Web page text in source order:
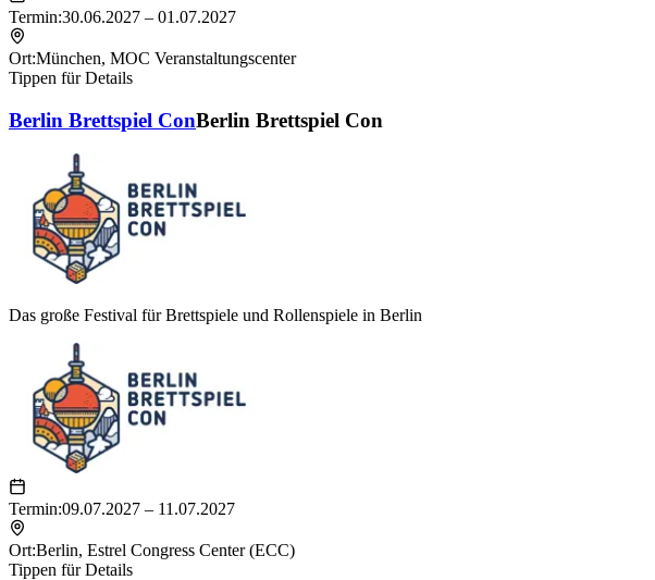
Termin:30.06.2027 – 01.07.2027
Ort:München, MOC Veranstaltungscenter
Tippen für Details
Berlin Brettspiel ConBerlin Brettspiel Con
Das große Festival für Brettspiele und Rollenspiele in Berlin
Termin:09.07.2027 – 11.07.2027
Ort:Berlin, Estrel Congress Center (ECC)
Tippen für Details